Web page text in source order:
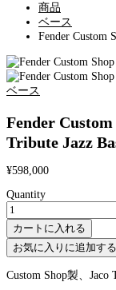
商品
ベース
Fender Custom
ベース
Fender
Tribute Jazz
¥598,000
Quantity
Fender
Custom
Shop
【USED】
Jaco
Pastrius
カートに入れる
お気に入りに追加する
Custom Shop製、Jaco